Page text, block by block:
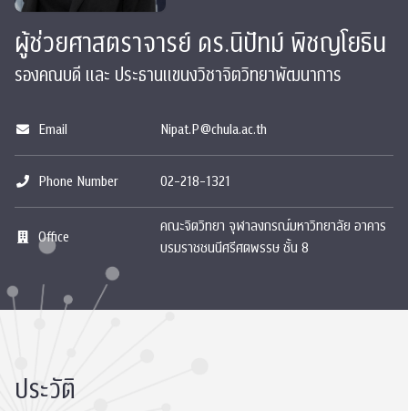
ผู้ช่วยศาสตราจารย์ ดร.นิปัทม์ พิชญโยธิน
รองคณบดี และ ประธานแขนงวิชาจิตวิทยาพัฒนาการ
Email Nipat.P@chula.ac.th
Phone Number 02-218-1321
Office
คณะจิตวิทยา จุฬาลงกรณ์มหาวิทยาลัย อาคาร
บรมราชชนนีศรีศตพรรษ ชั้น 8
ประวัติ